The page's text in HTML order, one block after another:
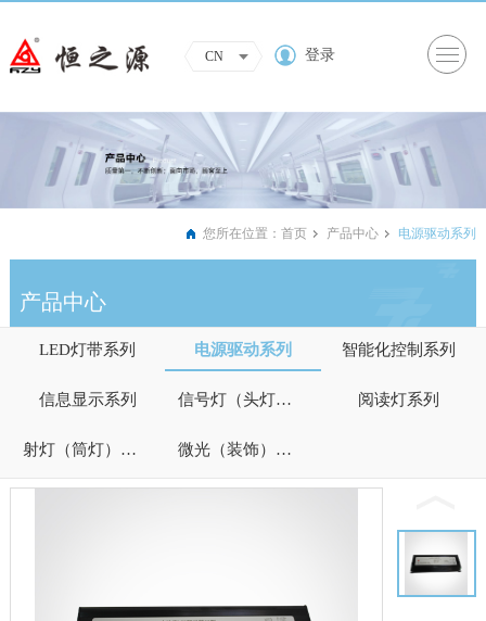
CN 登录
您所在位置：首页 产品中心 电源驱动系列
产品中心
LED灯带系列 电源驱动系列 智能化控制系列
信息显示系列 信号灯（头灯）系列 阅读灯系列
射灯（筒灯）系列 微光（装饰）照明系列